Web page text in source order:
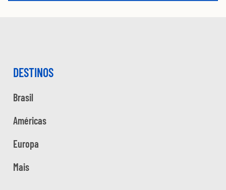
DESTINOS
Brasil
Américas
Europa
Mais